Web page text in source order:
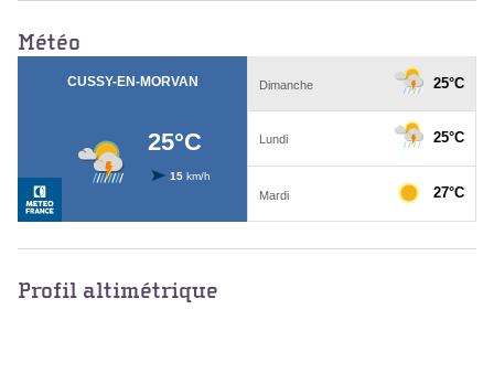
Météo
Profil altimétrique